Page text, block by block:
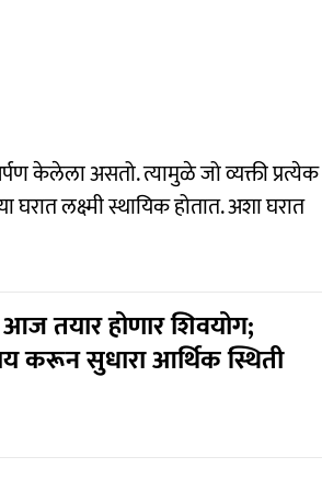
केलेला असतो. त्यामुळे जो व्यक्ती प्रत्येक
घरात लक्ष्मी स्थायिक होतात. अशा घरात
तयार होणार शिवयोग;
करून सुधारा आर्थिक स्थिती